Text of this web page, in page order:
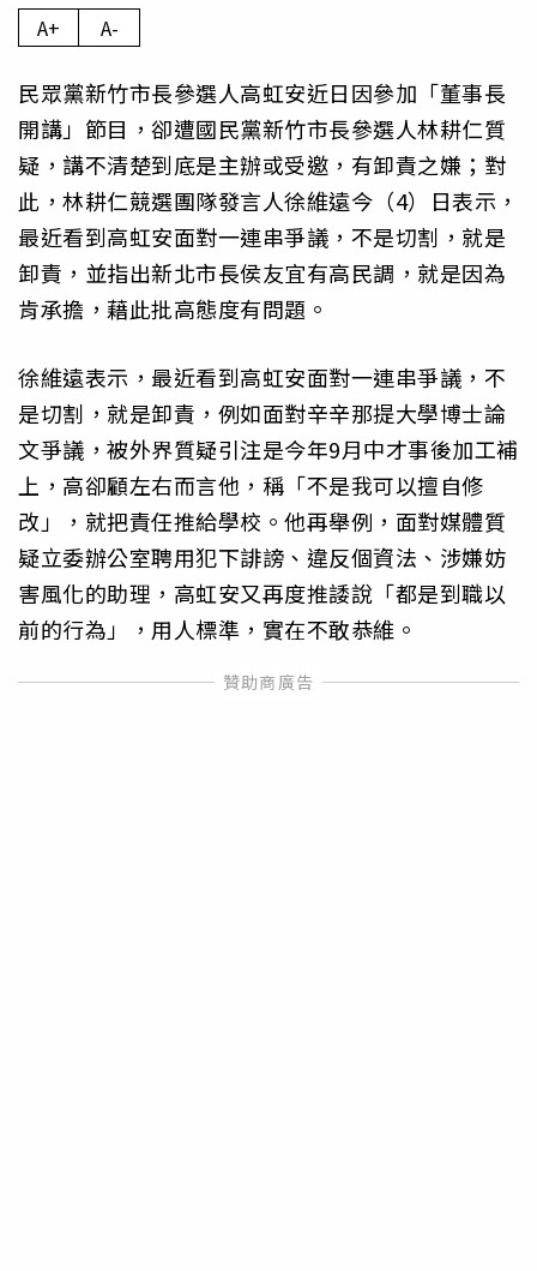
A+ A-
民眾黨新竹市長參選人高虹安近日因參加「董事長
開講」節目，卻遭國民黨新竹市長參選人林耕仁質
疑，講不清楚到底是主辦或受邀，有卸責之嫌；對
此，林耕仁競選團隊發言人徐維遠今（4）日表示，
最近看到高虹安面對一連串爭議，不是切割，就是
卸責，並指出新北市長侯友宜有高民調，就是因為
肯承擔，藉此批高態度有問題。
徐維遠表示，最近看到高虹安面對一連串爭議，不
是切割，就是卸責，例如面對辛辛那提大學博士論
文爭議，被外界質疑引注是今年9月中才事後加工補
上，高卻顧左右而言他，稱「不是我可以擅自修
改」，就把責任推給學校。他再舉例，面對媒體質
疑立委辦公室聘用犯下誹謗、違反個資法、涉嫌妨
害風化的助理，高虹安又再度推諉說「都是到職以
前的行為」，用人標準，實在不敢恭維。